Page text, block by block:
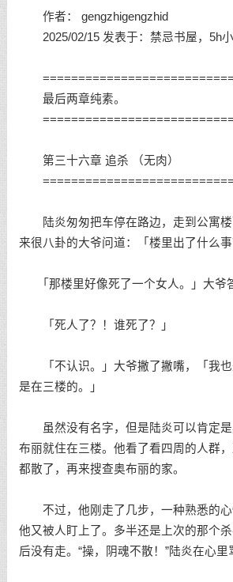
作者： gengzhigengzhid
2025/02/15 发表于：禁忌书屋，5h
===========================
最后两章纯素。
===========================
第三十六章 追杀 （无肉）
===========================
陆炎匆匆把车停在路边，走到公寓楼
来很八卦的大爷问道：「楼里出了什么事
「那楼里好像死了一个女人。」大爷
「死人了？！谁死了？」
「不认识。」大爷撇了撇嘴，「我也
是在三楼的。」
虽然没有名字，但是陆炎可以肯定是
布丽就住在三楼。他看了看四周的人群
都散了，再来搜查奥布丽的家。
不过，他刚走了几步，一种熟悉的心
他又被人盯上了。多半还是上次的那个
后没有走。“操，阴魂不散！”陆炎在心里